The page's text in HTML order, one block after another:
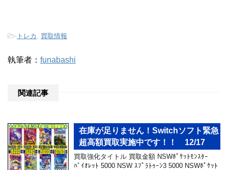
- トレカ 買取情報
執筆者： funabashi
関連記事
在庫が足りません！Switchソフト緊急
超高額買取実施中です！！ 12/17
買取強化タイトル 買取金額 NSWﾎﾟｹｯﾄﾓﾝｽﾀｰ
ﾊﾞｲｵﾚｯﾄ 5000 NSW ｽﾌﾟﾗﾄｩｰﾝ3 5000 NSWﾎﾟｹｯﾄ